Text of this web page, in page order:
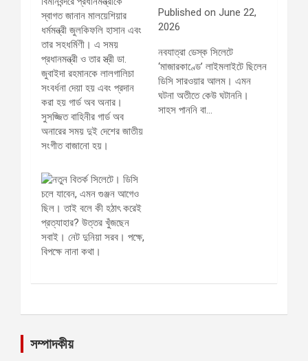
Published on June 22,
2026
নবযাত্রা ডেস্ক সিলেটে
‘মাজারকাণ্ডে’ লাইমলাইটে ছিলেন
ডিসি সারওয়ার আলম। এমন
ঘটনা অতীতে কেউ ঘটাননি।
সাহস পাননি বা…
সম্পাদকীয়